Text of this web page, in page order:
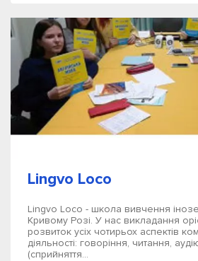
Lingvo Loco
Lingvo Loco - школа вивчення
Кривому Розі. У нас викладання
розвиток усіх чотирьох аспектів
діяльності: говоріння, читання,
(сприйняття...